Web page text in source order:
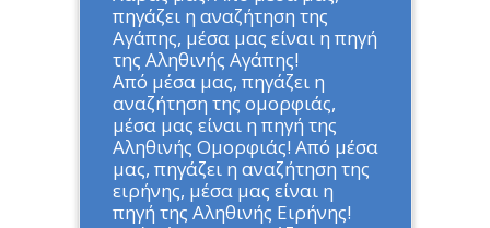
πηγάζει η αναζήτηση της
Αγάπης, μέσα μας είναι η πηγή
της Αληθινής Αγάπης!
Από μέσα μας, πηγάζει η
αναζήτηση της ομορφιάς,
μέσα μας είναι η πηγή της
Αληθινής Ομορφιάς! Από μέσα
μας, πηγάζει η αναζήτηση της
ειρήνης, μέσα μας είναι η
πηγή της Αληθινής Ειρήνης!